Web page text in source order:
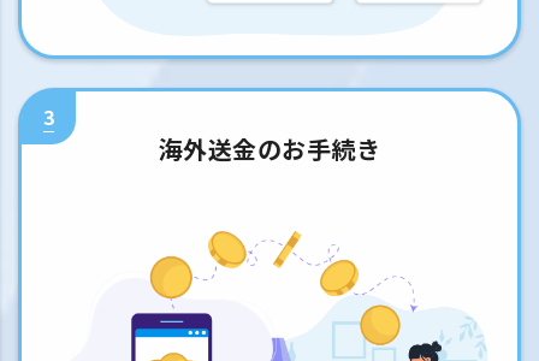
3
海外送金のお手続き